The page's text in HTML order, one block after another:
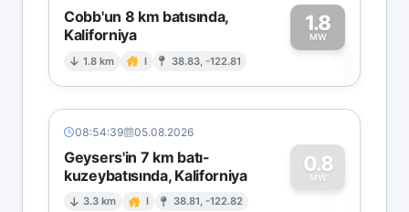
Cobb'un 8 km batısında,
Kaliforniya
1.8 km I 38.83, -122.81
1.8
MW1
08:54:39 05.08.2026
Geysers'in 7 km batı-
kuzeybatısında, Kaliforniya
3.3 km I 38.81, -122.82
0.8
MW